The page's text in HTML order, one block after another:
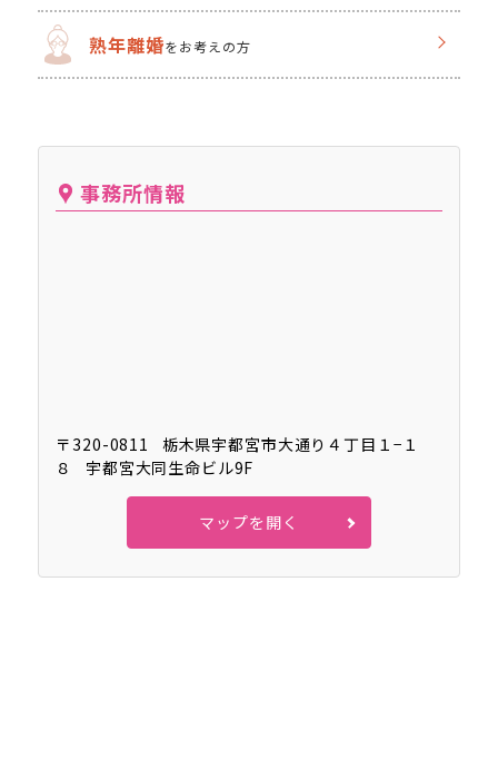
熟年離婚をお考えの方
事務所情報
〒320-0811
栃木県宇都宮市大通り４丁目１−１
８
宇都宮大同生命ビル9F
マップを開く